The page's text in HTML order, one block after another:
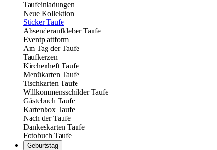
Taufeinladungen
Neue Kollektion
Sticker Taufe
Absenderaufkleber Taufe
Eventplattform
Am Tag der Taufe
Taufkerzen
Kirchenheft Taufe
Menükarten Taufe
Tischkarten Taufe
Willkommensschilder Taufe
Gästebuch Taufe
Kartenbox Taufe
Nach der Taufe
Dankeskarten Taufe
Fotobuch Taufe
Geburtstag